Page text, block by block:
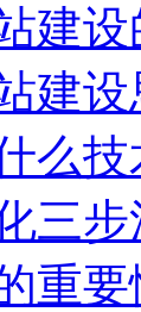
建
建设
么技
三步
重要